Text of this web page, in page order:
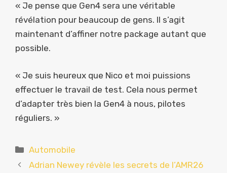
« Je pense que Gen4 sera une véritable
révélation pour beaucoup de gens. Il s’agit
maintenant d’affiner notre package autant que
possible.
« Je suis heureux que Nico et moi puissions
effectuer le travail de test. Cela nous permet
d’adapter très bien la Gen4 à nous, pilotes
réguliers. »
Catégories
Automobile
Adrian Newey révèle les secrets de l’AMR26